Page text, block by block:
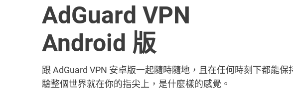
AdGuard VPN
Android 版
跟 AdGuard VPN 安卓版一起隨時隨地，且在任何時刻下都能保
驗整個世界就在你的指尖上，是什麼樣的感覺。